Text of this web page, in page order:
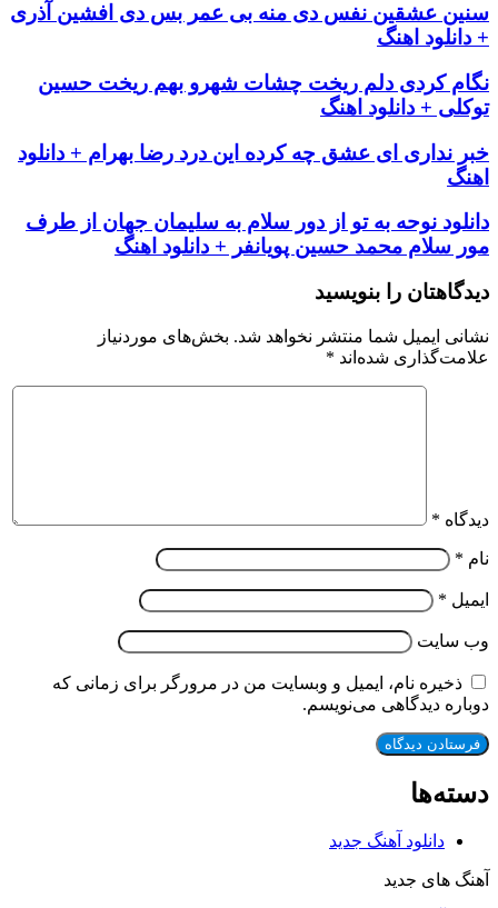
سنین عشقین نفس دی منه بی عمر بس دی افشین آذری
+ دانلود اهنگ
نگام کردی دلم ریخت چشات شهرو بهم ریخت حسین
توکلی + دانلود اهنگ
خبر نداری ای عشق چه کرده این درد رضا بهرام + دانلود
اهنگ
دانلود نوحه به تو از دور سلام به سلیمان جهان از طرف
مور سلام محمد حسین پویانفر + دانلود اهنگ
دیدگاهتان را بنویسید
نشانی ایمیل شما منتشر نخواهد شد. بخش‌های موردنیاز
علامت‌گذاری شده‌اند *
دیدگاه *
نام *
ایمیل *
وب‌ سایت
ذخیره نام، ایمیل و وبسایت من در مرورگر برای زمانی که
دوباره دیدگاهی می‌نویسم.
دسته‌ها
دانلود آهنگ جدید
آهنگ های جدید